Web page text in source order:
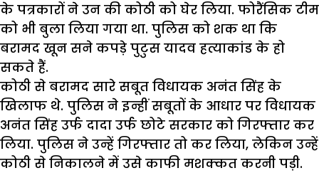
के पत्रकारों ने उन की कोठी को घेर लिया. फोरैंसिक टीम
को भी बुला लिया गया था. पुलिस को शक था कि
बरामद खून सने कपड़े पुटुस यादव हत्याकांड के हो
सकते हैं.
कोठी से बरामद सारे सबूत विधायक अनंत सिंह के
खिलाफ थे. पुलिस ने इन्हीं सबूतों के आधार पर विधायक
अनंत सिंह उर्फ दादा उर्फ छोटे सरकार को गिरफ्तार कर
लिया. पुलिस ने उन्हें गिरफ्तार तो कर लिया, लेकिन उन्हें
कोठी से निकालने में उसे काफी मशक्कत करनी पड़ी.